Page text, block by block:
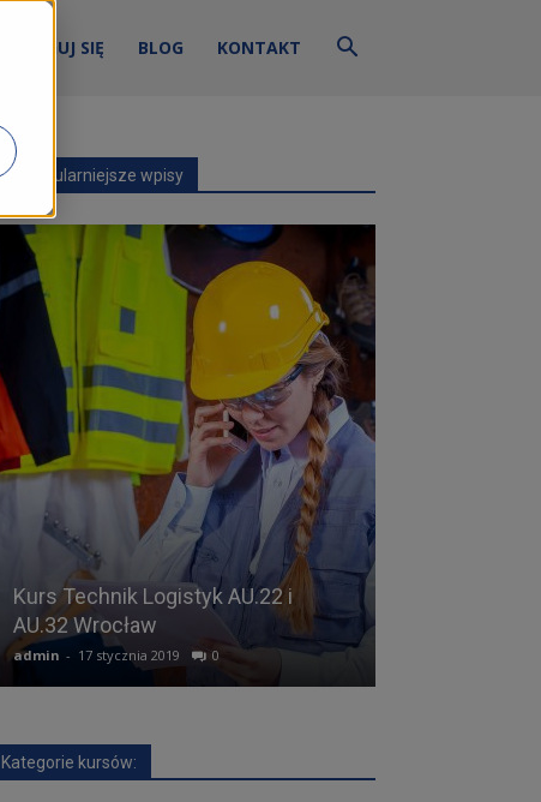
ZALOGUJ SIĘ BLOG KONTAKT
Najpopularniejsze wpisy
Kurs Technik Logistyk AU.22 i
AU.32 Wrocław
admin - 17 stycznia 2019 0
Kategorie kursów: